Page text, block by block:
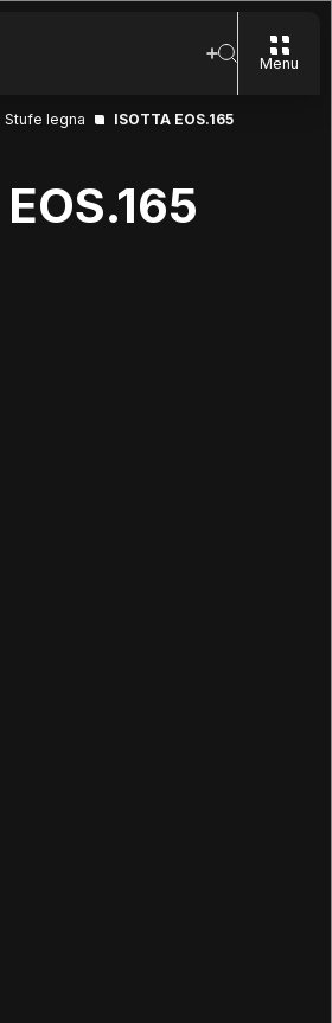
Menu
Stufe legna ISOTTA EOS.165